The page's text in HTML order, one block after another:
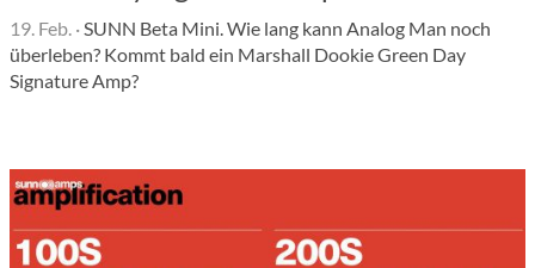
19. Feb. ·SUNN Beta Mini. Wie lang kann Analog Man noch
überleben? Kommt bald ein Marshall Dookie Green Day
Signature Amp?